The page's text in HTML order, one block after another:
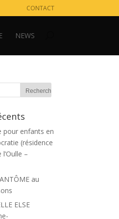
CONTACT
NEWS
pour enfants en
(résidence
–
au
ELSE